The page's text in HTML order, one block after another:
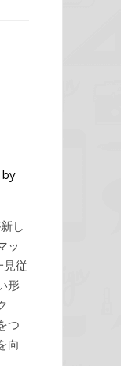
by
し
ッ
見従
形
つ
向